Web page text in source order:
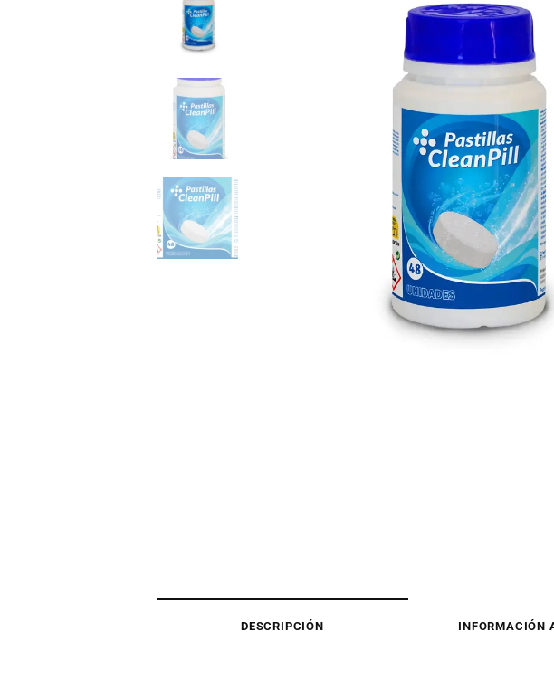
DESCRIPCIÓN INFORMACIÓN